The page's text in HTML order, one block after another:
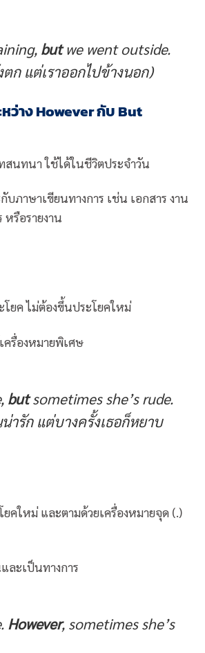
butwe went outside.
ก แต่เราออกไปข้างนอก)
ว่าง However กับ But
นทนา ใช้ได้ในชีวิตประจำวัน
บภาษาเขียนทางการ เช่น เอกสาร งาน
หรือรายงาน
โยค ไม่ต้องขึ้นประโยคใหม่
ครื่องหมายพิเศษ
butsometimes she’s rude.
ารัก แต่บางครั้งเธอก็หยาบ
คใหม่ และตามด้วยเครื่องหมายจุด (.)
ละเป็นทางการ
However, sometimes she’s